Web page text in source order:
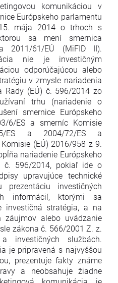
komunikáciou v
Európskeho parlamentu
mája 2014 o trhoch s
sa mení smernica
2011/61/EÚ (MiFID II).
nie je investičným
odporúčajúcou alebo
v zmysle nariadenia
Rady (EÚ) č. 596/2014 zo
trhu (nariadenie o
smernice Európskeho
6/ES a smerníc Komisie
ES a 2004/72/ES a
(EÚ) 2016/958 z 9.
nariadenie Európskeho
č. 596/2014, pokiaľ ide o
upravujúce technické
investičných
informácií, ktorými sa
investičná stratégia, a na
záujmov alebo uvádzanie
zákona č. 566/2001 Z. z.
investičných službách.
je pripravená s najvyššou
prezentuje fakty známe
a neobsahuje žiadne